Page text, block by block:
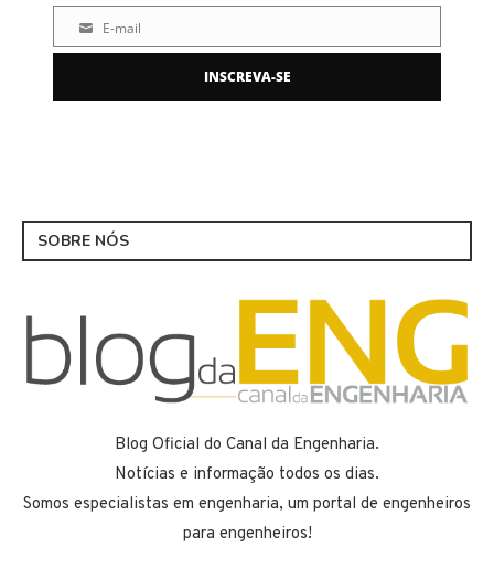
mail
E-mail
INSCREVA-SE
SOBRE NÓS
Blog Oficial do Canal da Engenharia.
Notícias e informação todos os dias.
Somos especialistas em engenharia, um portal de engenheiros
para engenheiros!